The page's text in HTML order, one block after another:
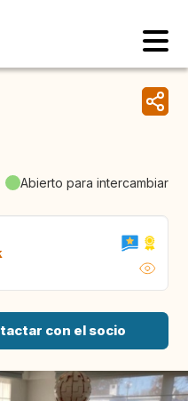
Abierto para intercambiar
con el socio